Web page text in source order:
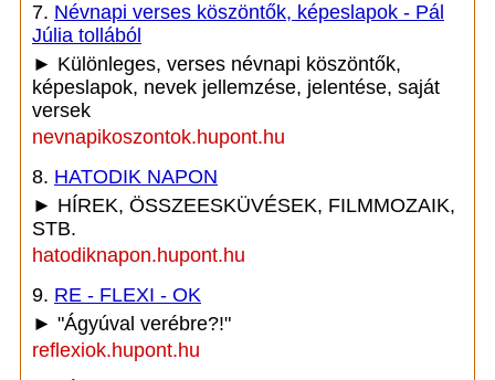
7. Névnapi verses köszöntők, képeslapok - Pál
Júlia tollából
► Különleges, verses névnapi köszöntők,
képeslapok, nevek jellemzése, jelentése, saját
versek
nevnapikoszontok.hupont.hu
8. HATODIK NAPON
► HÍREK, ÖSSZEESKÜVÉSEK, FILMMOZAIK,
STB.
hatodiknapon.hupont.hu
9. RE - FLEXI - OK
► "Ágyúval verébre?!"
reflexiok.hupont.hu